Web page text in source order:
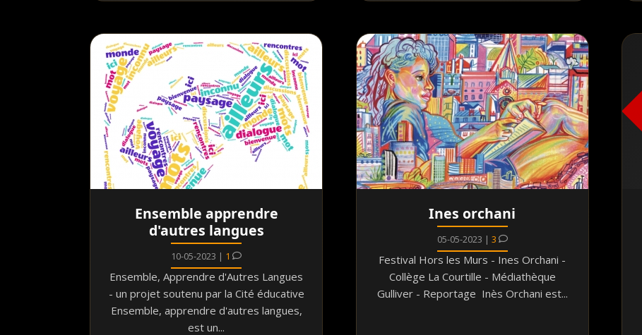
Ensemble apprendre
d'autres langues
10-05-2023 | 1
Ensemble, Apprendre d'Autres Langues
- un projet soutenu par la Cité éducative
Ensemble, apprendre d'autres langues,
est un...
Ines orchani
05-05-2023 | 3
Festival Hors les Murs - Ines Orchani -
Collège La Courtille - Médiathèque
Gulliver - Reportage Inès Orchani est...